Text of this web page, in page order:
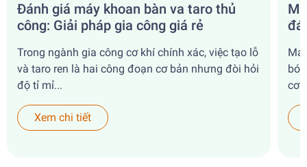
Đánh giá máy khoan bàn va taro thủ
công: Giải pháp gia công giá rẻ
Trong ngành gia công cơ khí chính xác, việc tạo lỗ
và taro ren là hai công đoạn cơ bản nhưng đòi hỏi
độ tỉ mỉ...
Xem chi tiết
cơ